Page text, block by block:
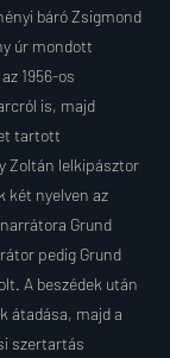
báró Zsigmond
úr mondott
1956-os
is, majd
tartott
Zoltán lelkipásztor
két nyelven az
Grund
pedig Grund
A beszédek után
átadása, majd a
szertartás